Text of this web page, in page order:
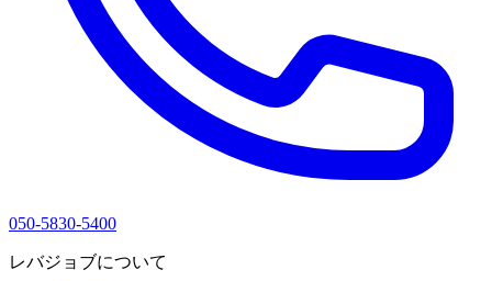
050-5830-5400
レバジョブについて